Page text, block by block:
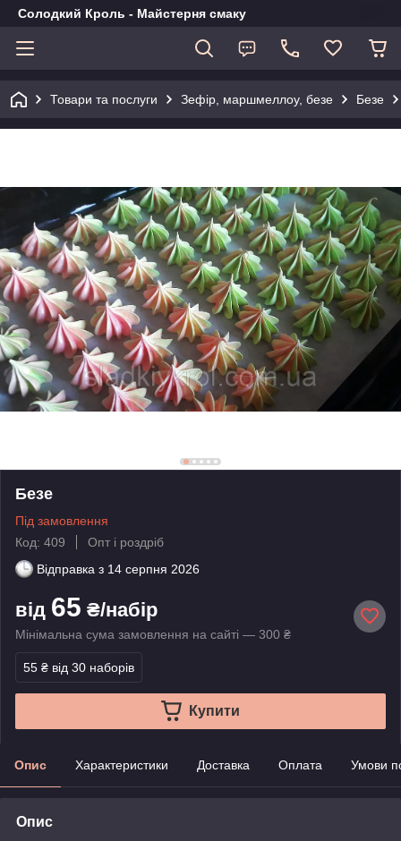
Солодкий Кроль - Майстерня смаку
Товари та послуги Зефір, маршмеллоу, безе Безе
Безе
Під замовлення
Код: 409
Опт і роздріб
Відправка з 14 серпня 2026
від 65 ₴/набір
Мінімальна сума замовлення на сайті — 300 ₴
55 ₴ від 30 наборів
Купити
Опис Характеристики Доставка Оплата Умови
Опис